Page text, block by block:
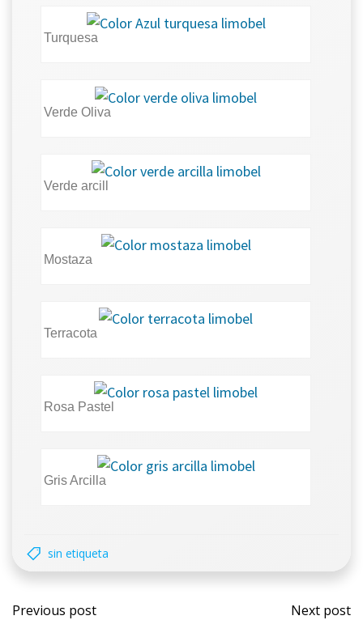
Turquesa
Verde Oliva
Verde arcill
Mostaza
Terracota
Rosa Pastel
Gris Arcilla
sin etiqueta
Previous post Next post